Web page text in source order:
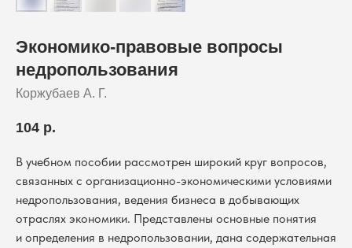
Экономико-правовые вопросы
недропользования
Коржубаев А. Г.
104 р.
В учебном пособии рассмотрен широкий круг вопросов,
связанных с организационно-экономическими условиями
недропользования, ведения бизнеса в добывающих
отраслях экономики. Представлены основные понятия
и определения в недропользовании, дана содержательная